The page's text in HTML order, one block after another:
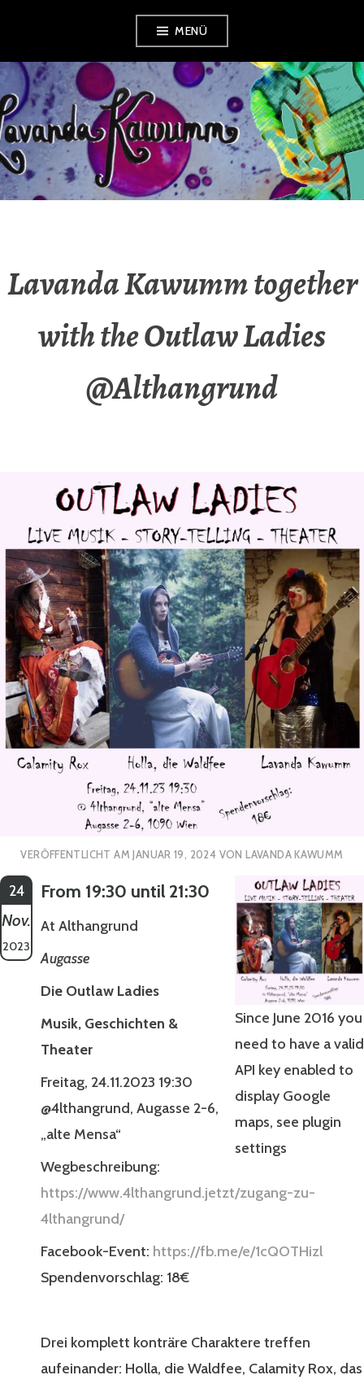
springen
MENÜ
LAVANDA
KAWUMM
Lavanda Kawumm together
with the Outlaw Ladies
@Althangrund
VERÖFFENTLICHT AMJANUAR 19, 2024 VONLAVANDA KAWUMM
24
Nov.
2023
Since June 2016 you
need to have a valid
API key enabled to
display Google
maps, see plugin
settings
From 19:30 until 21:30
At Althangrund
Augasse
Die Outlaw Ladies
Musik, Geschichten &
Theater
Freitag, 24.11.2023 19:30
@4lthangrund, Augasse 2-6,
„alte Mensa“
Wegbeschreibung:
https://www.4lthangrund.jetzt/zugang-zu-
4lthangrund/
Facebook-Event: https://fb.me/e/1cQOTHizl
Spendenvorschlag: 18€
Drei komplett konträre Charaktere treffen
aufeinander: Holla, die Waldfee, Calamity Rox, das